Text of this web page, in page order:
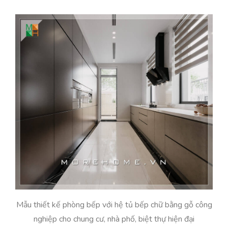
Mẫu thiết kế phòng bếp với hệ tủ bếp chữ bằng gỗ công
nghiệp cho chung cư, nhà phố, biệt thự hiện đại